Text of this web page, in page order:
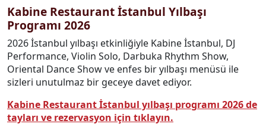
Kabine Restaurant İstanbul Yılbaşı
Programı 2026
2026 İstanbul yılbaşı etkinliğiyle Kabine İstanbul, DJ
Performance, Violin Solo, Darbuka Rhythm Show,
Oriental Dance Show ve enfes bir yılbaşı menüsü ile
sizleri unutulmaz bir geceye davet ediyor.
Kabine Restaurant İstanbul yılbaşı programı 2026 de
tayları ve rezervasyon için tıklayın.